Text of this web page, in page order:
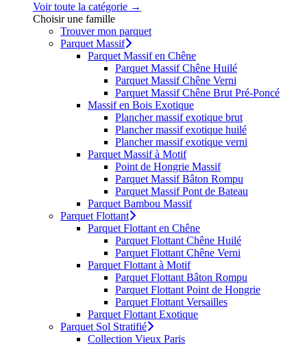
Voir toute la catégorie →
Choisir une famille
Trouver mon parquet
Parquet Massif
Parquet Massif en Chêne
Parquet Massif Chêne Huilé
Parquet Massif Chêne Verni
Parquet Massif Chêne Brut Pré-Poncé
Massif en Bois Exotique
Plancher massif exotique brut
Plancher massif exotique huilé
Plancher massif exotique verni
Parquet Massif à Motif
Point de Hongrie Massif
Parquet Massif Bâton Rompu
Parquet Massif Pont de Bateau
Parquet Bambou Massif
Parquet Flottant
Parquet Flottant en Chêne
Parquet Flottant Chêne Huilé
Parquet Flottant Chêne Verni
Parquet Flottant à Motif
Parquet Flottant Bâton Rompu
Parquet Flottant Point de Hongrie
Parquet Flottant Versailles
Parquet Flottant Exotique
Parquet Sol Stratifié
Collection Vieux Paris